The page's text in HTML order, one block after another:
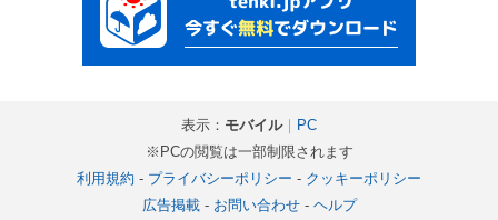
表示： モバイル｜ PC
※PCの閲覧は一部制限されます
利用規約 - プライバシーポリシー - クッキーポリシー
広告掲載- お問い合わせ- ヘルプ